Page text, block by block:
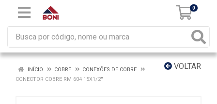
0
VOLTAR
INÍCIO COBRE
CONEXÕES DE COBRE
CONECTOR COBRE RM 604 15X1/2''